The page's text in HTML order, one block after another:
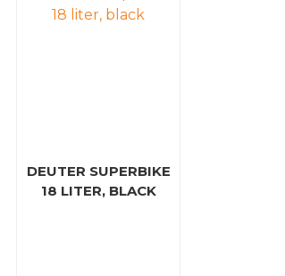
DEUTER SUPERBIKE
18 LITER, BLACK